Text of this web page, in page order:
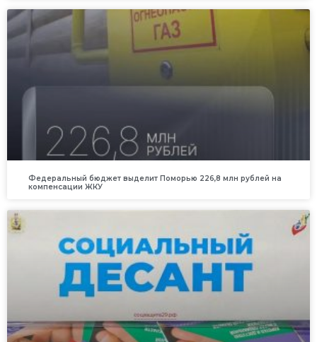
Федеральный бюджет выделит Поморью 226,8 млн рублей на
компенсации ЖКУ